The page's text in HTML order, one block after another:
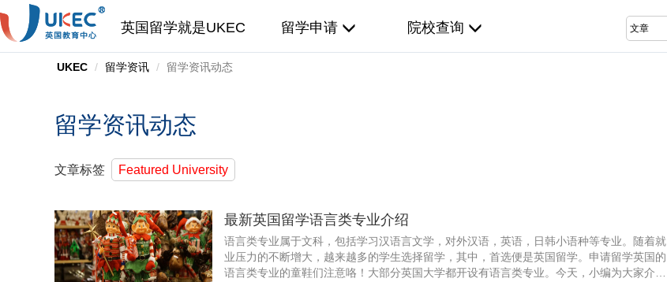
英国留学就是UKEC 留学申请 院校查询
UKEC 留学资讯 留学资讯动态
留学资讯动态
文章标签 Featured University
最新英国留学语言类专业介绍
语言类专业属于文科，包括学习汉语言文学，对外汉语，英语，日韩小语种等专业。随着就
业压力的不断增大，越来越多的学生选择留学，其中，首选便是英国留学。申请留学英国的
语言类专业的童鞋们注意咯！大部分英国大学都开设有语言类专业。今天，小编为大家介绍